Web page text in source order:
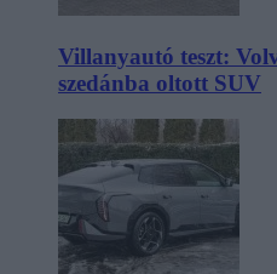
Villanyautó teszt:
szedánba oltott SUV